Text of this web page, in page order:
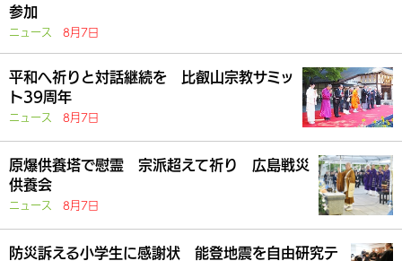
参加
ニュース 8月7日
平和へ祈りと対話継続を 比叡山宗教サミッ
ト39周年
ニュース 8月7日
原爆供養塔で慰霊 宗派超えて祈り 広島戦災
供養会
ニュース 8月7日
防災訴える小学生に感謝状 能登地震を自由研究テ